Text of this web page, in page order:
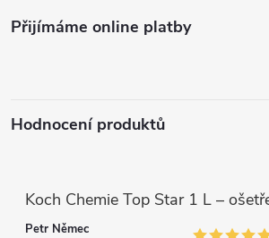
Přijímáme online platby
Hodnocení produktů
Petr Němec